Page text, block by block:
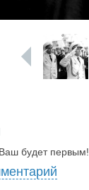
будет первым!